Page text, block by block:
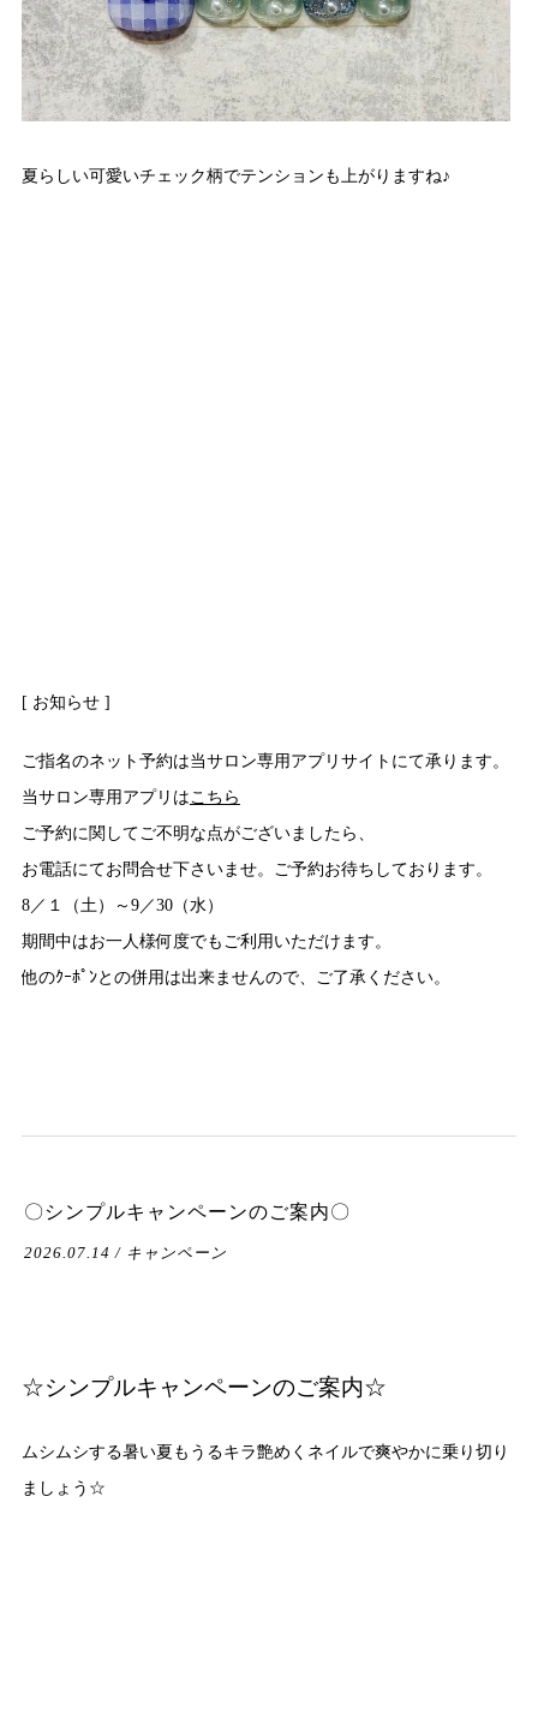
夏らしい可愛いチェック柄でテンションも上がりますね♪
[ お知らせ ]
ご指名のネット予約は当サロン専用アプリサイトにて承ります。
当サロン専用アプリはこちら
ご予約に関してご不明な点がございましたら、
お電話にてお問合せ下さいませ。ご予約お待ちしております。
8／１（土）～9／30（水）
期間中はお一人様何度でもご利用いただけます。
他のｸｰﾎﾟﾝとの併用は出来ませんので、ご了承ください。
〇シンプルキャンペーンのご案内〇
2026.07.14 / キャンペーン
☆シンプルキャンペーンのご案内☆
ムシムシする暑い夏もうるキラ艶めくネイルで爽やかに乗り切り
ましょう☆